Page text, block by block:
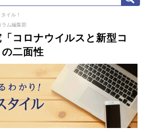
イル！
ラム編集部
コロナウイルスと新型コ
二面性